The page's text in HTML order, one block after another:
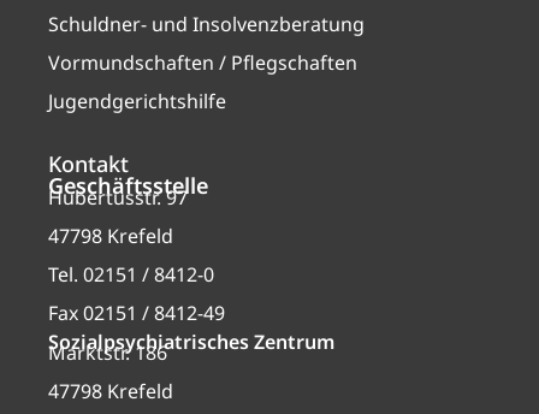
Schuldner- und Insolvenzberatung
Vormundschaften / Pflegschaften
Jugendgerichtshilfe
Kontakt
Geschäftsstelle
Hubertusstr. 97
47798 Krefeld
Tel. 02151 / 8412-0
Fax 02151 / 8412-49
Sozialpsychiatrisches Zentrum
Marktstr. 186
47798 Krefeld